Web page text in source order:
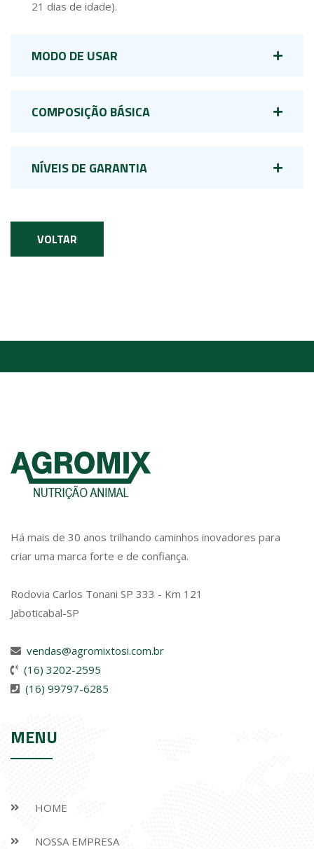
21 dias de idade).
MODO DE USAR
COMPOSIÇÃO BÁSICA
NÍVEIS DE GARANTIA
VOLTAR
Há mais de 30 anos trilhando caminhos inovadores para
criar uma marca forte e de confiança.
Rodovia Carlos Tonani SP 333 - Km 121
Jaboticabal-SP
vendas@agromixtosi.com.br
(16) 3202-2595
(16) 99797-6285
MENU
HOME
NOSSA EMPRESA